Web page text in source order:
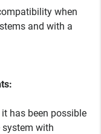
when
and with a
has been possible
with